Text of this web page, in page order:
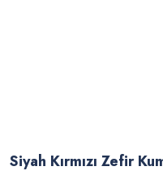
Siyah Kırmızı Zefir